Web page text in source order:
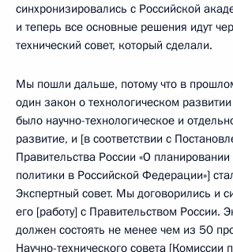
синхронизировались с Российской
и теперь все основные решения идут
технический совет, который сделали.
Мы пошли дальше, потому что в
один закон о технологическом
было научно-технологическое и
развитие, и [в соответствии с
Правительства России «О планировании
политики в Российской Федерации»]
Экспертный совет. Мы договорились и
его [работу] с Правительством России.
должен состоять не менее чем из 50
Научно-технического совета [Комиссии